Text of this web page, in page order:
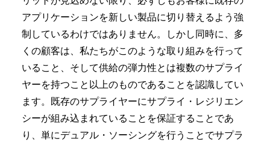
アプリケーションを新しい製品に切り替えるよう強
制しているわけではありません。しかし同時に、多
くの顧客は、私たちがこのような取り組みを行って
いること、そして供給の弾力性とは複数のサプライ
ヤーを持つこと以上のものであることを認識してい
ます。既存のサプライヤーにサプライ・レジリエン
シーが組み込まれていることを保証することであ
り、単にデュアル・ソーシングを行うことでサプラ